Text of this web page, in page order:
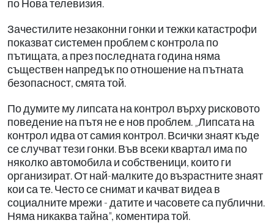
по Нова телевизия.
Зачестилите незаконни гонки и тежки катастрофи
показват системен проблем с контрола по
пътищата, а през последната година няма
съществен напредък по отношение на пътната
безопасност, смята той.
По думите му липсата на контрол върху рисковото
поведение на пътя не е нов проблем. „Липсата на
контрол идва от самия контрол. Всички знаят къде
се случват тези гонки. Във всеки квартал има по
няколко автомобила и собственици, които ги
организират. От най-малките до възрастните знаят
кои са те. Често се снимат и качват видеа в
социалните мрежи - датите и часовете са публични.
Няма никаква тайна", коментира той.